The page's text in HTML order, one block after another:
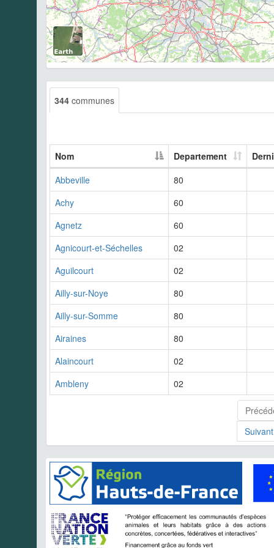
344 communes
Nom Departement
Abbeville
80
Achy
60
Agnetz
60
Agnicourt-et-Séchelles
02
Aguilcourt
02
Ailly-sur-Noye
80
Ailly-sur-Somme
80
Airaines
80
Alaincourt
02
Ambleny
02
Suivant